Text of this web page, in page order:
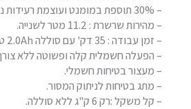
– 30% תוספת במומנט ועוצמת רעידות נמוכה ב-70% ביחס למסור בנזין בנפח 45 סמ"ק 2 פעימות.
– מהירות שרשרת : 11.2 מטר לשנייה.
– זמן עבודה : 35 דק' עם סוללה 2.0Ah טעונה במלואה.
– הפעלה חשמלית קלה ופשוטה ללא
– מעצור בטיחות חשמלי.
– מתג בטיחות לניתוק המסור.
– קל משקל :רק 6 ק"ג ללא סוללה.